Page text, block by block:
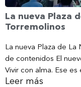
La nueva Plaza
Torremolinos
La nueva Plaza de La
de contenidos El
Vivir con alma. Ese
Leer más